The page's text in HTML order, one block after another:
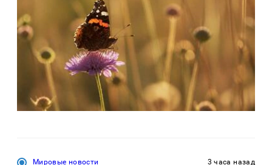
Мировые новости 3 часа назад